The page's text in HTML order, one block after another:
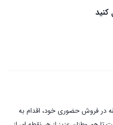
کنید
در فروش حضوری خود، اقدام به